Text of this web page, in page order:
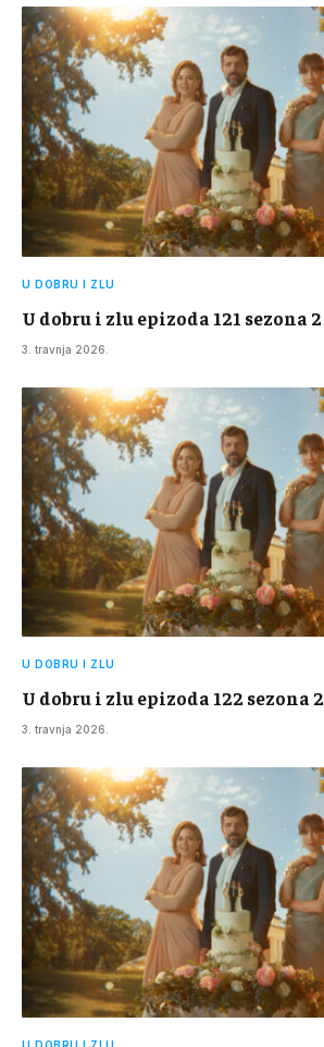
U DOBRU I ZLU
U dobru i zlu epizoda 121 sezona 2
3. travnja 2026.
U DOBRU I ZLU
U dobru i zlu epizoda 122 sezona 2
3. travnja 2026.